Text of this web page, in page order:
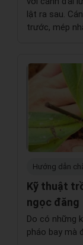
lật ra sau.
trước, mép
Hướng dẫn
Kỹ thuật
ngọc đăng
Do có những
pháo bay mà